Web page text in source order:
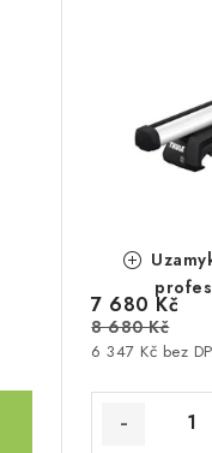
6 347 Kč bez
7 680 Kč
8 680 Kč